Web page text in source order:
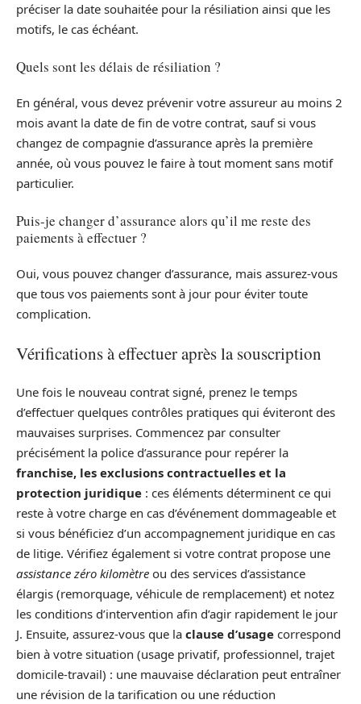
préciser la date souhaitée pour la résiliation ainsi que les
motifs, le cas échéant.
Quels sont les délais de résiliation ?
En général, vous devez prévenir votre assureur au moins 2
mois avant la date de fin de votre contrat, sauf si vous
changez de compagnie d’assurance après la première
année, où vous pouvez le faire à tout moment sans motif
particulier.
Puis-je changer d’assurance alors qu’il me reste des
paiements à effectuer ?
Oui, vous pouvez changer d’assurance, mais assurez-vous
que tous vos paiements sont à jour pour éviter toute
complication.
Vérifications à effectuer après la souscription
Une fois le nouveau contrat signé, prenez le temps
d’effectuer quelques contrôles pratiques qui éviteront des
mauvaises surprises. Commencez par consulter
précisément la police d’assurance pour repérer la
franchise, les exclusions contractuelles et la
protection juridique : ces éléments déterminent ce qui
reste à votre charge en cas d’événement dommageable et
si vous bénéficiez d’un accompagnement juridique en cas
de litige. Vérifiez également si votre contrat propose une
assistance zéro kilomètre ou des services d’assistance
élargis (remorquage, véhicule de remplacement) et notez
les conditions d’intervention afin d’agir rapidement le jour
J. Ensuite, assurez-vous que la clause d’usage correspond
bien à votre situation (usage privatif, professionnel, trajet
domicile-travail) : une mauvaise déclaration peut entraîner
une révision de la tarification ou une réduction